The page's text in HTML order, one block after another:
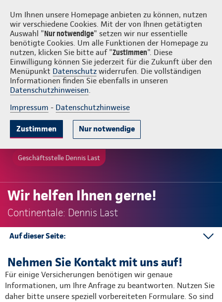
Um Ihnen unsere Homepage anbieten zu können, nutzen
wir verschiedene Cookies. Mit der von Ihnen getätigten
Auswahl "Nur notwendige" setzen wir nur essentielle
benötigte Cookies. Um alle Funktionen der Homepage zu
nutzen, klicken Sie bitte auf "Zustimmen". Diese
Einwilligung können Sie jederzeit für die Zukunft über den
Menüpunkt Datenschutz widerrufen. Die vollständigen
Informationen finden Sie ebenfalls in unseren
Datenschutzhinweisen.
Impressum - Datenschutzhinweise
Zustimmen Nur notwendige
Dennis Last Login
Geschäftsstelle Dennis Last
Wir helfen Ihnen gerne!
Continentale: Dennis Last
Auf dieser Seite:
Online abschließen
Telefon
Nehmen Sie Kontakt mit uns auf!
Für einige Versicherungen benötigen wir genaue
Informationen, um Ihre Anfrage zu beantworten. Nutzen Sie
daher bitte unsere speziell vorbereiteten Formulare. So sind